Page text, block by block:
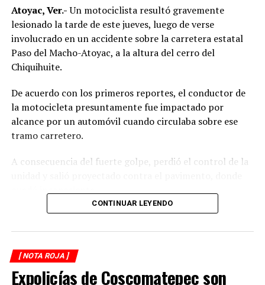
Atoyac, Ver.-Un motociclista resultó gravemente
lesionado la tarde de este jueves, luego de verse
involucrado en un accidente sobre la carretera estatal
Paso del Macho-Atoyac, a la altura del cerro del
Chiquihuite.
De acuerdo con los primeros reportes, el conductor de
la motocicleta presuntamente fue impactado por
alcance por un automóvil cuando circulaba sobre ese
tramo carretero.
A consecuencia del fuerte golpe, perdió el control de la
Testigos del accidente solicitaron de inmediato el apoyo
de los cuerpos de emergencia al percatarse de que el
asfáltica, mientras otros automovilistas redujeron la
velocidad para evitar otro percance.
CONTINUAR LEYENDO
[ NOTA ROJA ]
Expolicías de Coscomatepec son